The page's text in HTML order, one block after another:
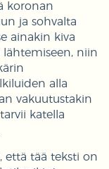
koronan
ja sohvalta
ainakin kiva
niin
alla
vakuutustakin
katella
että tää teksti on